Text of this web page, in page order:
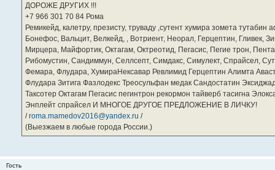
ДОРОЖЕ ДРУГИХ !!!
‪+7 966 301 70 84‬ Рома
Ремикейд, калетру, презисту, труваду ,сутент хумира зомета
Бонефос, Вальцит, Велкейд, , Вотриент, Неорал, Герцептин, Гливек,
Мирцера, Майфортик, Октагам, Октреотид, Пегасис, Пегие трон,
Рибомустин, Сандиммун, Селлсепт, Симдакс, Симулект, Спрайсел,
Фемара, Флудара, ХумираНексавар Ревлимид Герцептин Алимта
Флудара Зитига Фазлодекс Треосульфан медак Сандостатин
Таксотер Октагам Пегасис пегинтрон рекормон тайверб тасигна
Энплейт спрайсел И МНОГОЕ ДРУГОЕ ПРЕДЛОЖЕНИЕ В ЛИЧКУ!
/roma.mamedov2016@yandex.ru /
(Выезжаем в любые города России.)
Гость